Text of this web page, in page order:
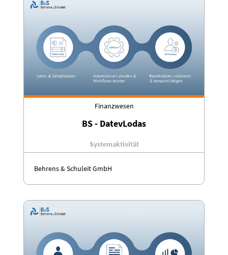
Finanzwesen
BS - DatevLodas
Systemaktivität
Behrens & Schuleit GmbH